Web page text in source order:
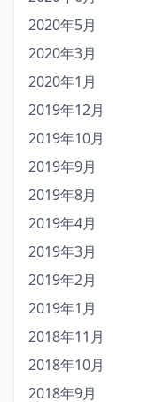
2020年5月
2020年3月
2020年1月
2019年12月
2019年10月
2019年9月
2019年8月
2019年4月
2019年3月
2019年2月
2019年1月
2018年11月
2018年10月
2018年9月